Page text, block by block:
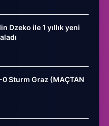
Dzeko ile 1 yıllık yeni
Sturm Graz (MAÇTAN